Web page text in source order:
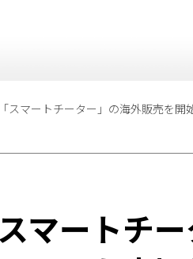
スマートチーター」の海外販売を
マートチ